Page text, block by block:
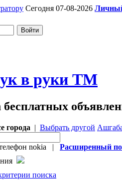
Сегодня 07-08-2026
в руки ТМ
бесплатных
города | Выбрать другой
nokia | Расширенный
поиска